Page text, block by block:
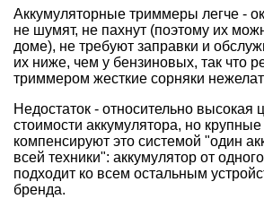
Аккумуляторные триммеры легче -
не шумят, не пахнут (поэтому их
доме), не требуют заправки и
их ниже, чем у бензиновых, так что
триммером жесткие сорняки
Недостаток - относительно высокая
стоимости аккумулятора, но
компенсируют это системой "один
всей техники": аккумулятор от
подходит ко всем остальным
бренда.